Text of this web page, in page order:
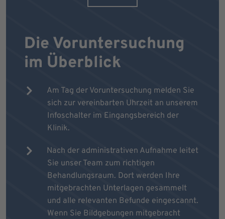
Die Voruntersuchung
im Überblick
Am Tag der Voruntersuchung melden Sie
sich zur vereinbarten Uhrzeit an unserem
Infoschalter im Eingangsbereich der
Klinik.
Nach der administrativen Aufnahme leitet
Sie unser Team zum richtigen
Behandlungsraum. Dort werden Ihre
mitgebrachten Unterlagen gesammelt
und alle relevanten Befunde eingescannt.
Wenn Sie Bildgebungen mitgebracht